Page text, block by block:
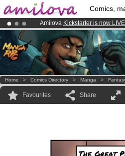
Comics,
Amilova Kickstarter is now LIVE
Already 100000membersand
Premium membership from
Home > Comics Directory > Manga >
Favourites Share
The Great